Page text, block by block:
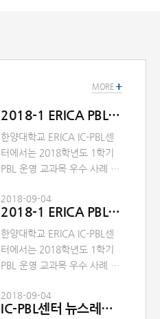
MORE+
2018-1 ERICA PBL 콘테스트
한양대학교 ERICA IC-PBL센
터에서는 2018학년도 1학기
PBL 운영 교과목 우수 사례 공
체가 제안한 문제해결을 통하
여 창의적 문제해결력 증진 및
융합형 인재 양성을 위한
「2018 ERICA PBL 콘테스트」
를 개최하였습니다. 교수님 및
드립니다.
2018-09-04
2018-1 ERICA PBL 콘테스트
한양대학교 ERICA IC-PBL센
터에서는 2018학년도 1학기
PBL 운영 교과목 우수 사례 공
체가 제안한 문제해결을 통하
여 창의적 문제해결력 증진 및
2018-09-04
IC-PBL센터 뉴스레터 No.4(7월)